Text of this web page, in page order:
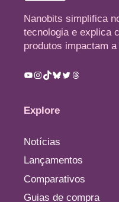
Nanobits simplifica
tecnologia e explica
produtos impactam
Youtube
Instagram
TikTok
Bluesky
TwitterThreads
Explore
Notícias
Lançamentos
Comparativos
Guias de compra